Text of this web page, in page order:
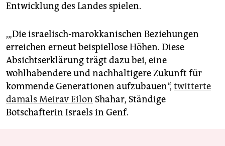
Entwicklung des Landes spielen.
,„Die israelisch-marokkanischen Beziehungen
erreichen erneut beispiellose Höhen. Diese
Absichtserklärung trägt dazu bei, eine
wohlhabendere und nachhaltigere Zukunft für
kommende Generationen aufzubauen“, twitterte
damals Meirav Eilon Shahar, Ständige
Botschafterin Israels in Genf.